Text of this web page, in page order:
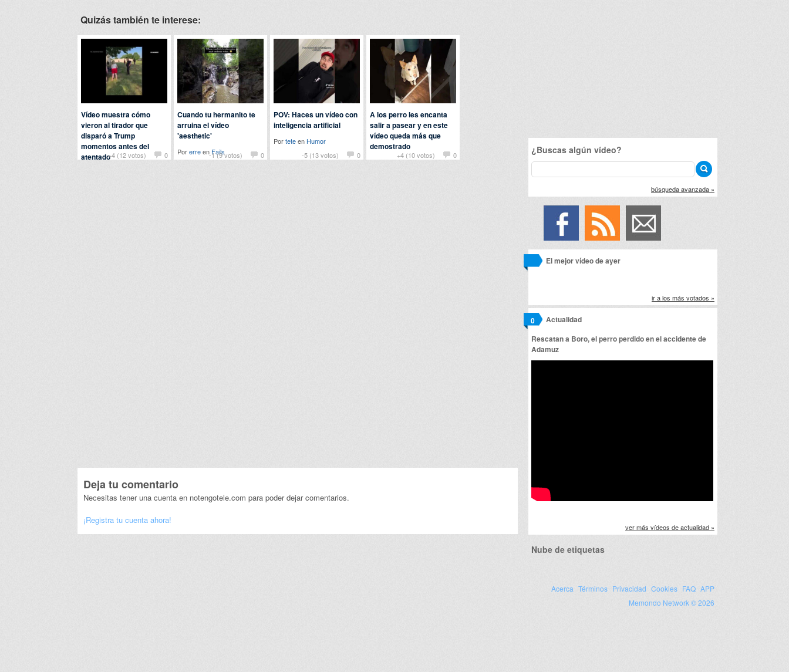
Quizás también te interese:
+4 (12 votos) 0
Vídeo muestra cómo
vieron al tirador que
disparó a Trump
momentos antes del
atentado
-1 (9 votos) 0
Cuando tu hermanito te
arruina el vídeo
'aesthetic'
Porerreen Fails -5 (13 votos) 0
POV: Haces un vídeo con
inteligencia artificial
Porteteen Humor
+4 (10 votos)
0
A los perro les encanta
salir a pasear y en este
vídeo queda más que
demostrado
PorladeflixenAnimales
Deja tu comentario
Necesitas tener una cuenta en notengotele.com para poder dejar comentarios.
¡Registra tu cuenta ahora!
¿Buscas algún vídeo?
búsqueda avanzada »
El mejor vídeo de ayer
ir a los más votados »
Actualidad
0
Rescatan a Boro, el perro perdido en el accidente de
Adamuz
ver más vídeos de actualidad »
Nube de etiquetas
Acerca Términos Privacidad Cookies FAQ APP
Memondo Network © 2026